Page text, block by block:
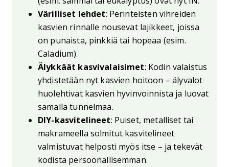
Värilliset lehdet: Perinteisten vihreiden
kasvien rinnalle nousevat lajikkeet, joissa
on punaista, pinkkiä tai hopeaa (esim.
Caladium).
Älykkäät kasvivalaisimet: Kodin valaistus
yhdistetään nyt kasvien hoitoon – älyvalot
huolehtivat kasvien hyvinvoinnista ja luovat
samalla tunnelmaa.
DIY-kasvitelineet: Puiset, metalliset tai
makrameella solmitut kasvitelineet
valmistuvat helposti myös itse – ja tekevät
kodista persoonallisemman.